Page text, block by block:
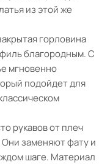
из этой же
горловина
благородным. С
мгновенно
подойдет для
рукавов от плеч
Они заменяют фату и
шаге. Материал